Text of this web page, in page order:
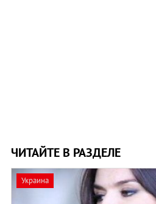
ЧИТАЙТЕ В РАЗДЕЛЕ
Украина